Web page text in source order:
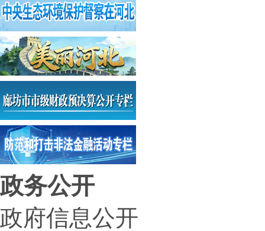
政务公开
政府信息公开